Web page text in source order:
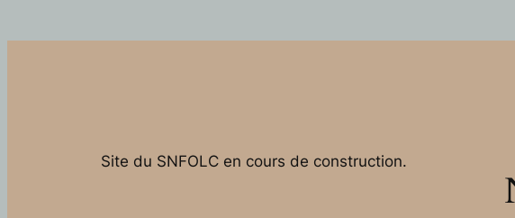
Site du SNFOLC en cours de construction.